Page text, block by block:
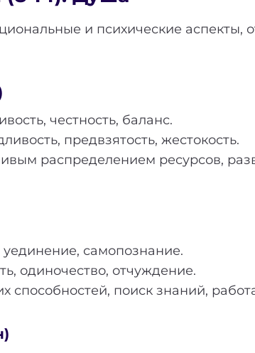
и психические аспекты,
честность, баланс.
предвзятость, жестокость.
распределением ресурсов,
уединение, самопознание.
одиночество, отчуждение.
способностей, поиск знаний,